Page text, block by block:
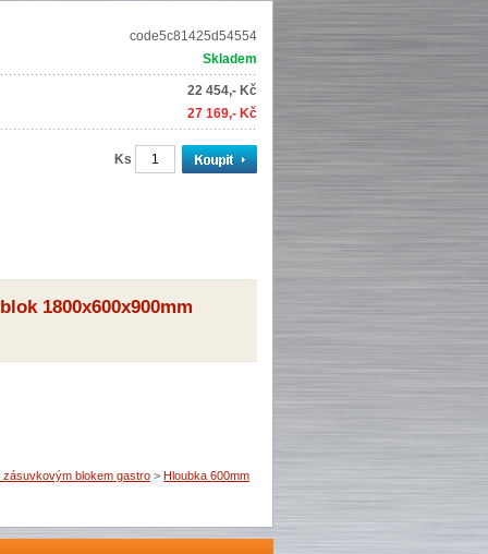
code5c81425d54554
Skladem
22 454,- Kč
27 169,- Kč
Ks
1800x600x900mm
blokem gastro > Hloubka 600mm